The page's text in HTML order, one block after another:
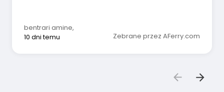
bentrari amine,
10 dni temu
Zebrane przez AFerry.com